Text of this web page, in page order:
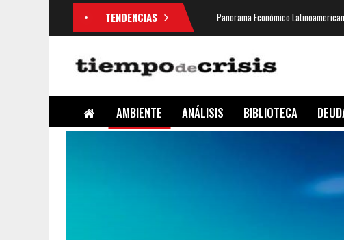
TENDENCIAS Panorama Económico
AMBIENTE ANÁLISIS BIBLIOTECA